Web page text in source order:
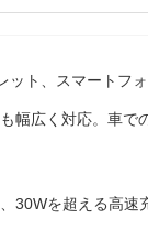
ト、スマートフ
幅広く対応。車で
を超える高速